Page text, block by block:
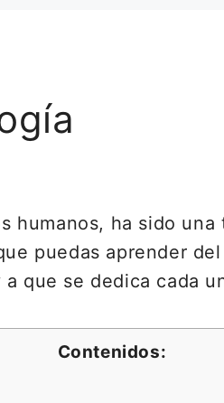
humanos, ha sido
puedas aprender
que se dedica cada
Contenidos: